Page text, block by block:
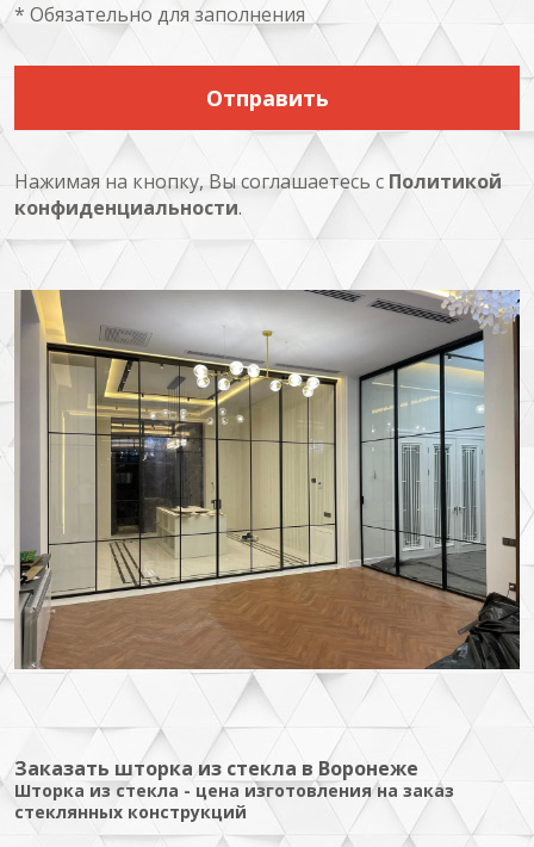
* Обязательно для заполнения
Отправить
Нажимая на кнопку, Вы соглашаетесь с Политикой
конфиденциальности.
Заказать шторка из стекла в Воронеже
Шторка из стекла - цена изготовления на заказ
стеклянных конструкций